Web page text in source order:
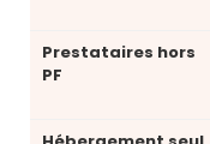
Prestataires hors
PF